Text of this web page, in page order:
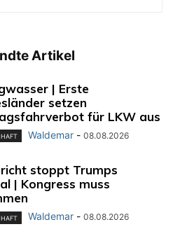
Artikel
| Erste
setzen
für LKW aus
Waldemar - 08.08.2026
stoppt Trumps
| Kongress muss
Waldemar - 08.08.2026